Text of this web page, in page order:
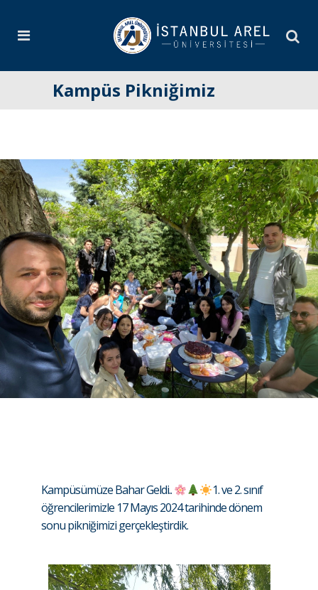
Kampüs Pikniğimiz
Kampüsümüze Bahar Geldi..
1. ve 2. sınıf
öğrencilerimizle 17 Mayıs 2024 tarihinde dönem
sonu pikniğimizi gerçekleştirdik.